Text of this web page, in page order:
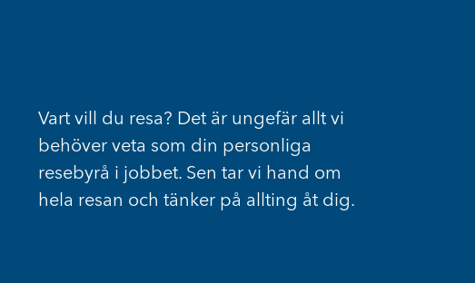
Vart vill du resa? Det är ungefär allt vi
behöver veta som din personliga
resebyrå i jobbet. Sen tar vi hand om
hela resan och tänker på allting åt dig.